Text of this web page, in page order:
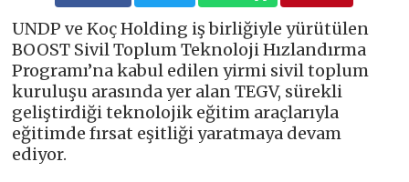
UNDP ve Koç Holding iş birliğiyle yürütülen
BOOST Sivil Toplum Teknoloji Hızlandırma
Programı’na kabul edilen yirmi sivil toplum
kuruluşu arasında yer alan TEGV, sürekli
geliştirdiği teknolojik eğitim araçlarıyla
eğitimde fırsat eşitliği yaratmaya devam
ediyor.